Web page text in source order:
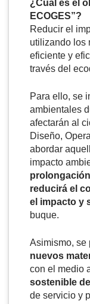
¿Cual es el
ECOGES”?
Reducir el
utilizando los
eficiente y
través del
Para ello, se
ambientales
afectarán al
Diseño,
abordar
impacto
reducirá el
el impacto y
buque.
Asimismo, se
nuevos
con el medio
sostenible
de servicio y